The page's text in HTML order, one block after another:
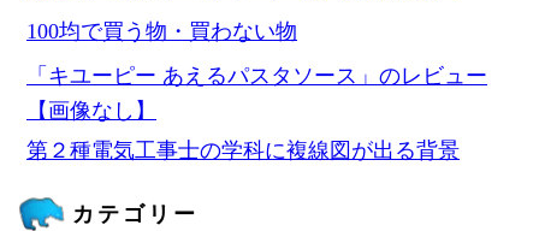
100均で買う物・買わない物
「キユーピー あえるパスタソース」のレビュー
【画像なし】
第２種電気工事士の学科に複線図が出る背景
カテゴリー